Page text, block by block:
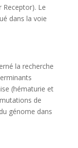
Receptor). Le
dans la voie
la recherche
(hématurie et
de
génome dans